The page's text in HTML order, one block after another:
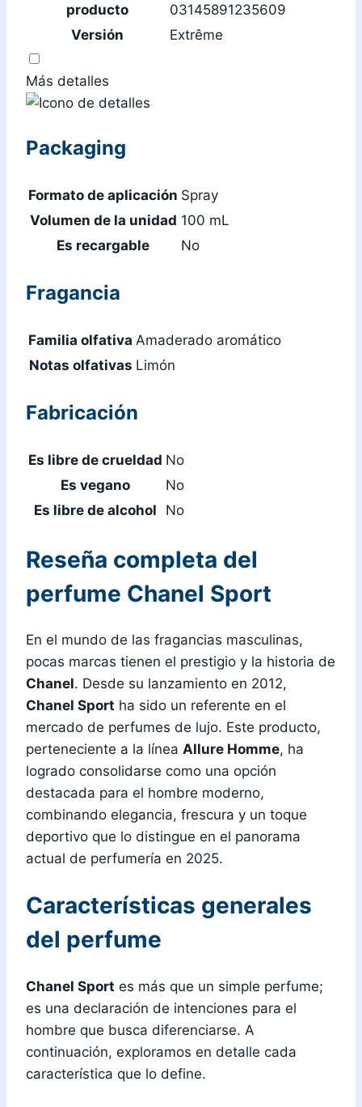
producto
03145891235609
Versión
Extrême
Más detalles
Packaging
Formato de aplicación Spray
Volumen de la unidad 100 mL
Es recargable
No
Fragancia
Familia olfativa Amaderado aromático
Notas olfativas Limón
Fabricación
Es libre de crueldad No
Es vegano
No
Es libre de alcohol
No
Reseña completa del
perfume Chanel Sport
En el mundo de las fragancias masculinas,
pocas marcas tienen el prestigio y la historia de
Chanel. Desde su lanzamiento en 2012,
Chanel Sport ha sido un referente en el
mercado de perfumes de lujo. Este producto,
perteneciente a la línea Allure Homme, ha
logrado consolidarse como una opción
destacada para el hombre moderno,
combinando elegancia, frescura y un toque
deportivo que lo distingue en el panorama
actual de perfumería en 2025.
Características generales
del perfume
Chanel Sport es más que un simple perfume;
es una declaración de intenciones para el
hombre que busca diferenciarse. A
continuación, exploramos en detalle cada
característica que lo define.